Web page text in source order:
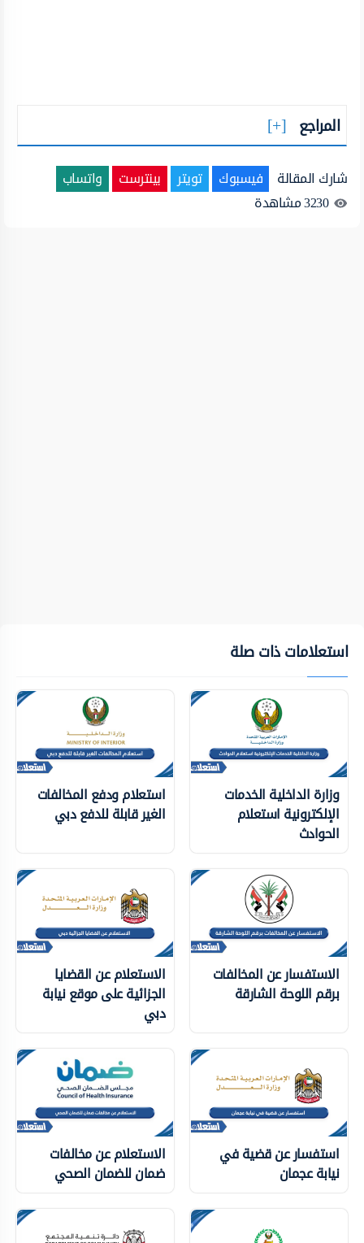
المراجع
شارك المقالة فيسبوك تويتر بينترست
واتساب
3230مشاهدة
استعلامات ذات صلة
وزارة الداخلية الخدمات
الإلكترونية استعلام
الحوادث
استعلام ودفع المخالفات
الغير قابلة للدفع دبي
الاستفسار عن المخالفات
برقم اللوحة الشارقة
الاستعلام عن القضايا
الجزائية على موقع نيابة
دبي
استفسار عن قضية في
نيابة عجمان
الاستعلام عن مخالفات
ضمان للضمان الصحي